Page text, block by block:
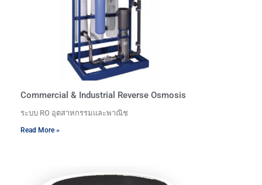
Commercial & Industrial Reverse Osmosis
ระบบ RO อุตสาหกรรมและพาณิช
Read More »